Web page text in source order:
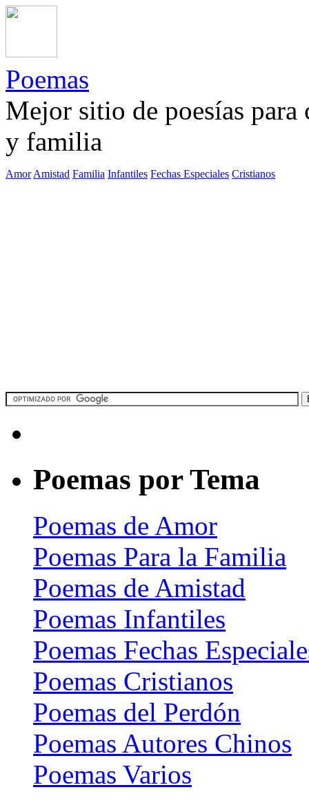
Poemas
Mejor sitio de poesías
y familia
Amor Amistad Familia Infantiles Fechas Especiales Cristianos
Poemas por Tema
Poemas de Amor
Poemas Para la Familia
Poemas de Amistad
Poemas Infantiles
Poemas Fechas
Poemas Cristianos
Poemas del Perdón
Poemas Autores Chinos
Poemas Varios